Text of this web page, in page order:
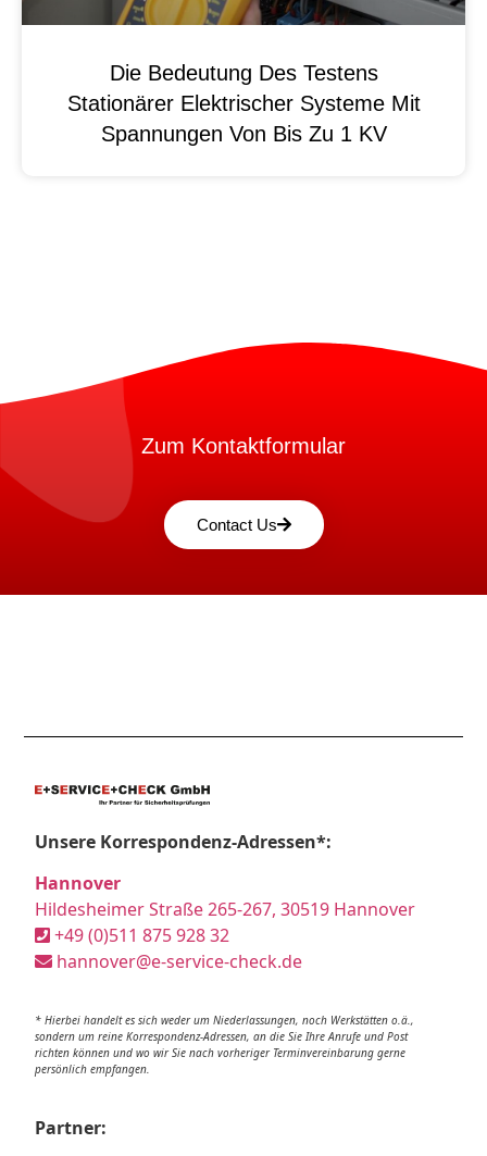
Die Bedeutung Des Testens
Stationärer Elektrischer Systeme Mit
Spannungen Von Bis Zu 1 KV
Zum Kontaktformular
Contact Us
Unsere Korrespondenz-Adressen*:
Hannover
Hildesheimer Straße 265-267, 30519 Hannover
+49 (0)511 875 928 32
hannover@e-service-check.de
* Hierbei handelt es sich weder um Niederlassungen, noch Werkstätten o.ä.,
sondern um reine Korrespondenz-Adressen, an die Sie Ihre Anrufe und Post
richten können und wo wir Sie nach vorheriger Terminvereinbarung gerne
persönlich empfangen.
Partner: